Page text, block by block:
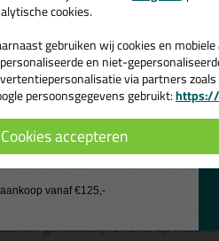
kit
Kitcentrum.be
ook in de kleur zwart? Op
gemakkelijk en snel op
cookies.
gebruiken wij cookies en
en niet-
via partners
persoonsgegevens gebruikt:
Cookies accepteren
de actiecode ›
geen cadeau
vanaf €125,-